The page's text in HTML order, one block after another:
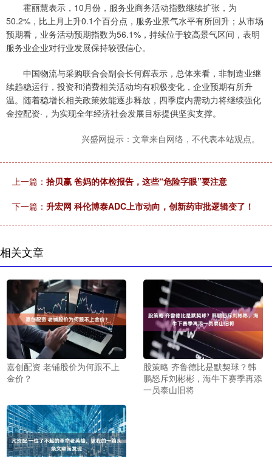
霍丽慧表示，10月份，服务业商务活动指数继续扩张，为
50.2%，比上月上升0.1个百分点，服务业景气水平有所回升；从市场
预期看，业务活动预期指数为56.1%，持续位于较高景气区间，表明
服务业企业对行业发展保持较强信心。
中国物流与采购联合会副会长何辉表示，总体来看，非制造业继
续趋稳运行，投资和消费相关活动均有积极变化，企业预期有所升
温。随着稳增长相关政策效能逐步释放，四季度内需动力将继续强化
金控配资·，为实现全年经济社会发展目标提供坚实支撑。
兴盛网提示：文章来自网络，不代表本站观点。
上一篇： 拾贝赢 爸妈的体检报告，这些“危险字眼”要注意
下一篇： 升宏网 科伦博泰ADC上市动向，创新药审批逻辑变了！
相关文章
嘉创配资 老铺股价为何跟不上
金价？
股策略 齐鲁德比是默契球？韩
鹏怒斥刘彬彬，海牛下赛季再添
一员泰山旧将